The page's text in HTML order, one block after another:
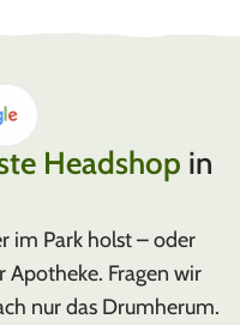
Headshop in
im Park holst – oder
Apotheke. Fragen wir
nur das Drumherum.